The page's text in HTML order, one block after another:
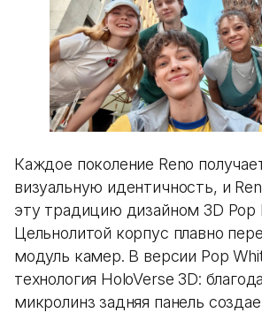
Каждое поколение Reno
визуальную идентичность, и
эту традицию дизайном 3D Pop
Цельнолитой корпус плавно
модуль камер. В версии Pop
технология HoloVerse 3D:
микролинз задняя панель